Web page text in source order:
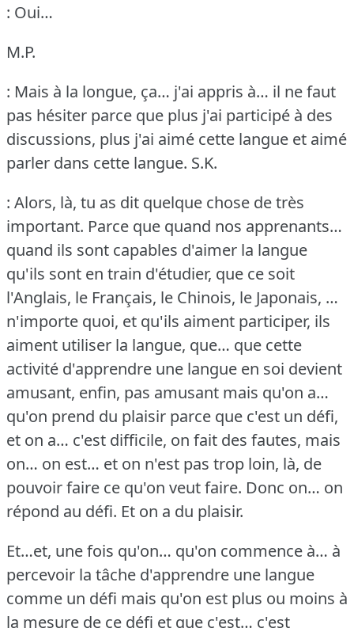
: Oui…
M.P.
: Mais à la longue, ça… j'ai appris à… il ne faut
pas hésiter parce que plus j'ai participé à des
discussions, plus j'ai aimé cette langue et aimé
parler dans cette langue. S.K.
: Alors, là, tu as dit quelque chose de très
important. Parce que quand nos apprenants…
quand ils sont capables d'aimer la langue
qu'ils sont en train d'étudier, que ce soit
l'Anglais, le Français, le Chinois, le Japonais, …
n'importe quoi, et qu'ils aiment participer, ils
aiment utiliser la langue, que… que cette
activité d'apprendre une langue en soi devient
amusant, enfin, pas amusant mais qu'on a…
qu'on prend du plaisir parce que c'est un défi,
et on a… c'est difficile, on fait des fautes, mais
on… on est… et on n'est pas trop loin, là, de
pouvoir faire ce qu'on veut faire. Donc on… on
répond au défi. Et on a du plaisir.
Et…et, une fois qu'on… qu'on commence à… à
percevoir la tâche d'apprendre une langue
comme un défi mais qu'on est plus ou moins à
la mesure de ce défi et que c'est… c'est